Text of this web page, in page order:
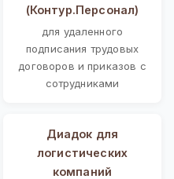
(Контур.Персонал)
для удаленного
подписания трудовых
договоров и приказов с
сотрудниками
Диадок для
логистических
компаний